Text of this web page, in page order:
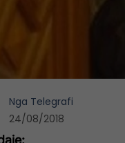
Nga Telegrafi
24/08/2018